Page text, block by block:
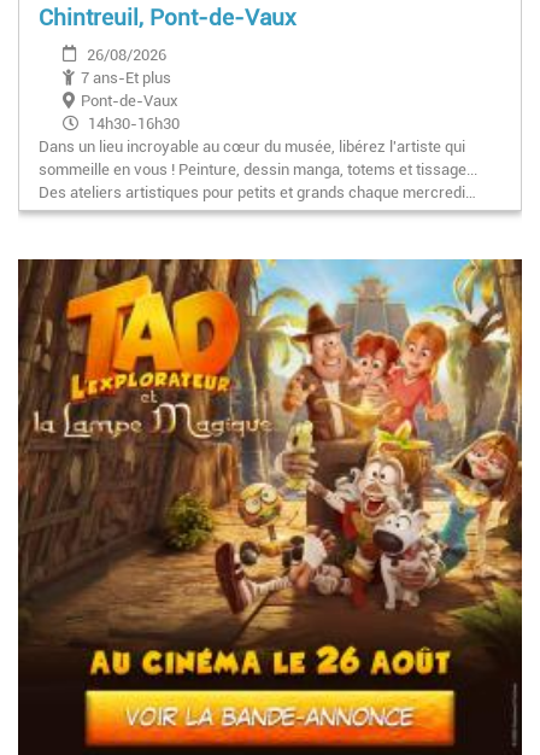
Chintreuil, Pont-de-Vaux
26/08/2026
7 ans-Et plus
Pont-de-Vaux
14h30-16h30
Dans un lieu incroyable au cœur du musée, libérez l'artiste qui
sommeille en vous ! Peinture, dessin manga, totems et tissage...
Des ateliers artistiques pour petits et grands chaque mercredi…